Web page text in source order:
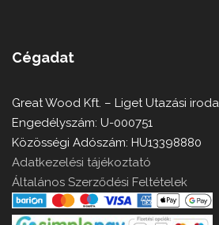
Cégadat
Great Wood Kft. – Liget Utazási iroda
Engedélyszám: U-000751
Közösségi Adószám: HU13398880
Adatkezelési tájékoztató
Általános Szerződési Feltételek